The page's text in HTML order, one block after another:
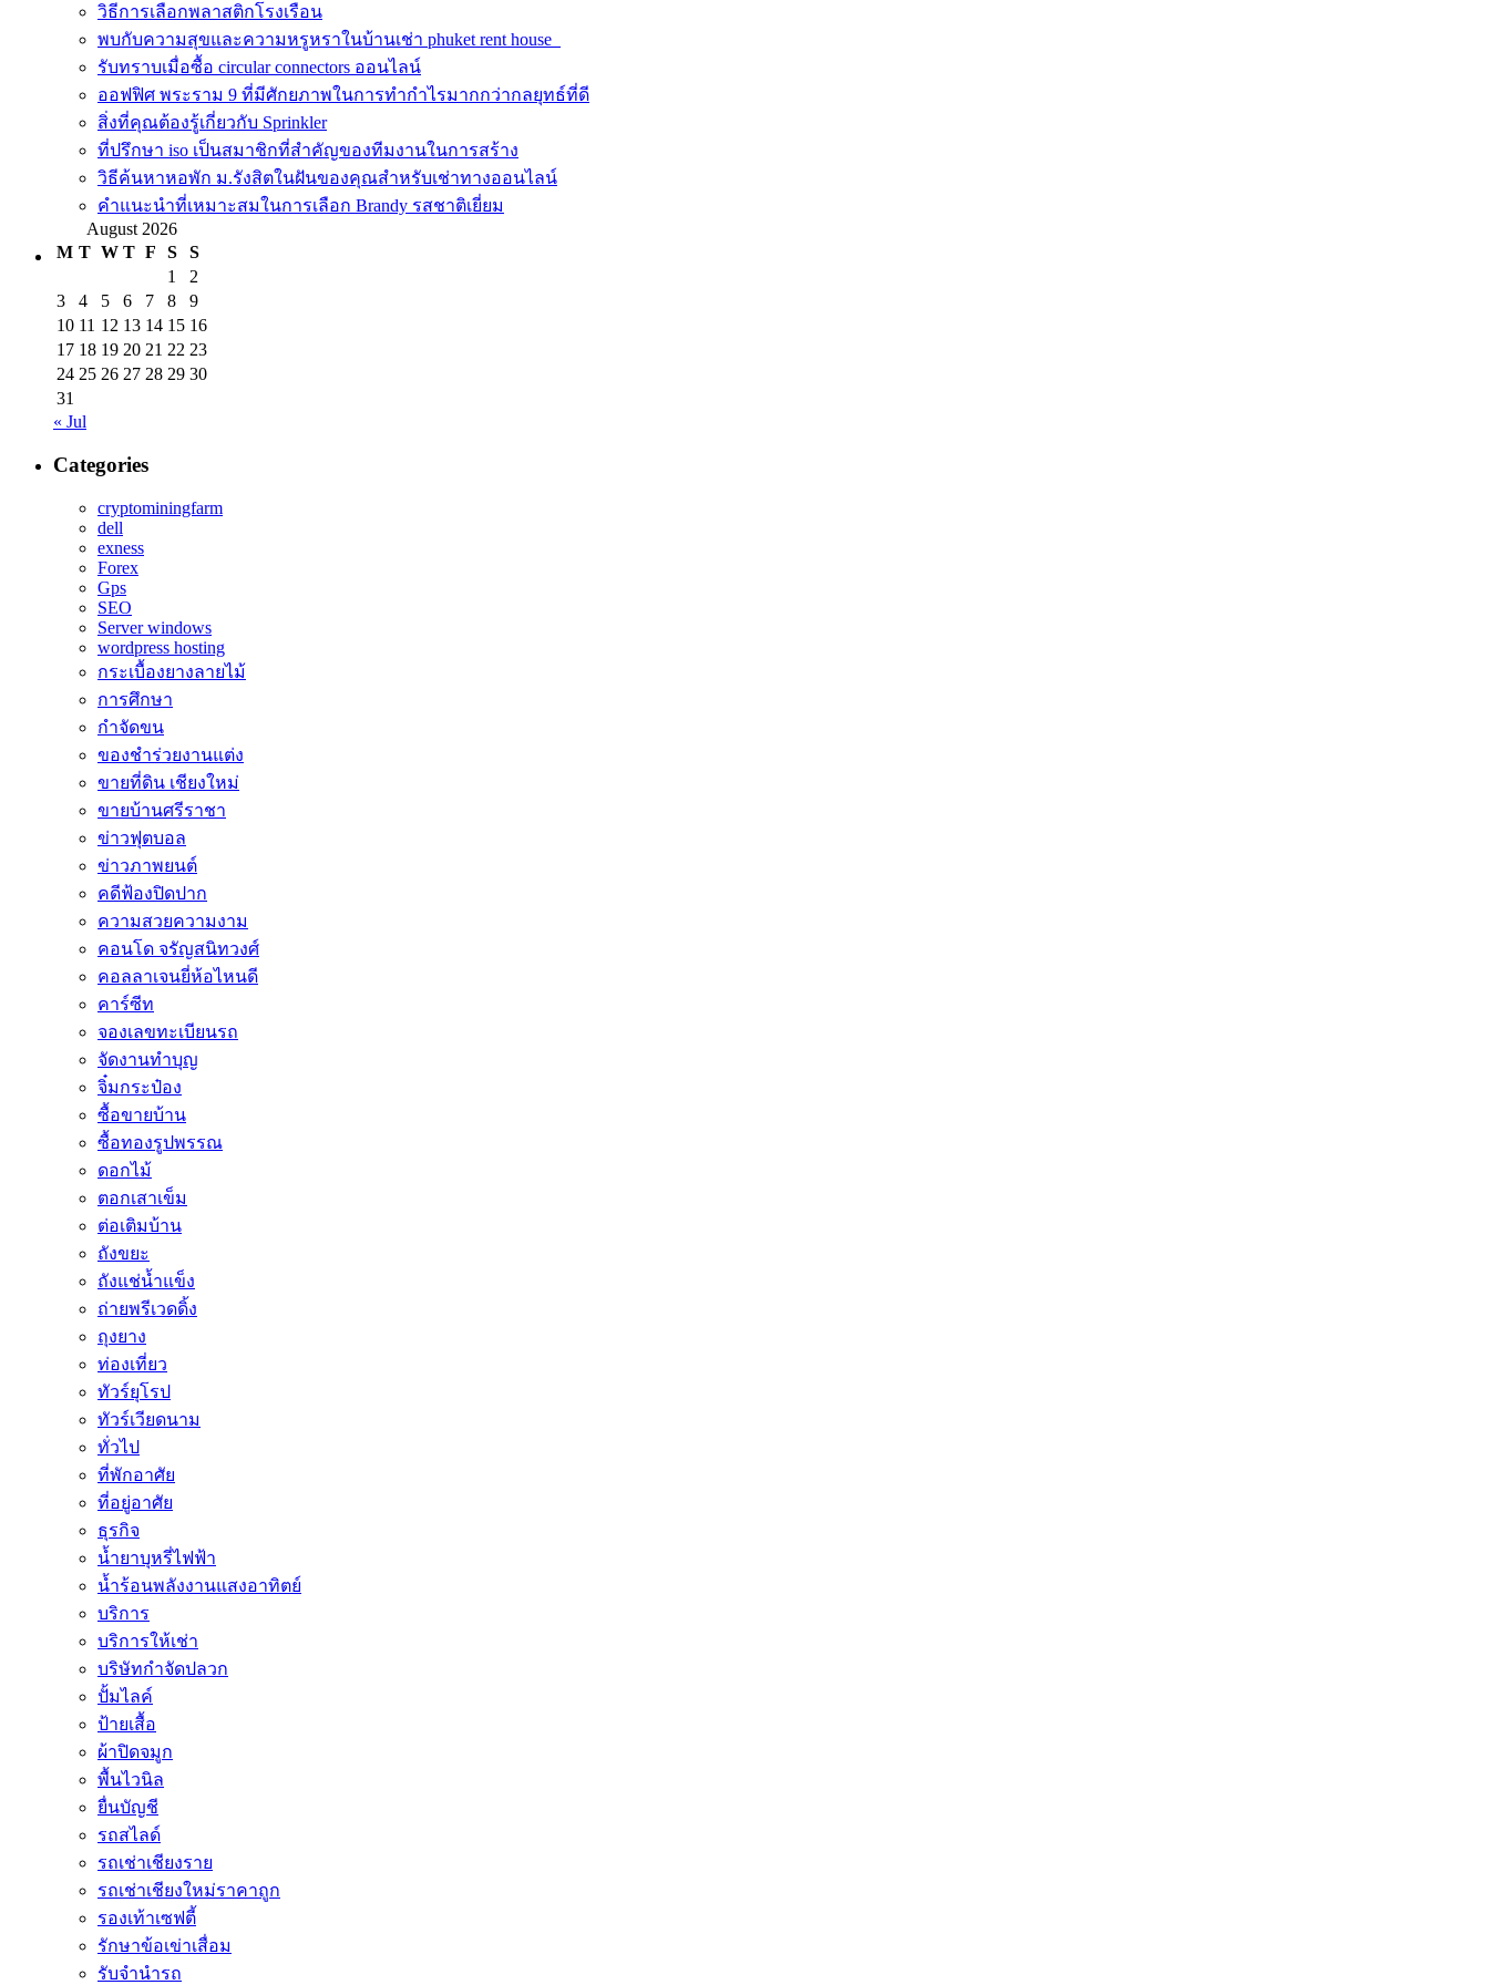
วิธีการเลือกพลาสติกโรงเรือน
พบกับความสุขและความหรูหราในบ้านเช่า phuket rent house
รับทราบเมื่อซื้อ circular connectors ออนไลน์
ออฟฟิศ พระราม 9 ที่มีศักยภาพในการทำกำไรมากกว่ากลยุทธ์ที่ดี
สิ่งที่คุณต้องรู้เกี่ยวกับ Sprinkler
ที่ปรึกษา iso เป็นสมาชิกที่สำคัญของทีมงานในการสร้าง
วิธีค้นหาหอพัก ม.รังสิตในฝันของคุณสำหรับเช่าทางออนไลน์
คำแนะนำที่เหมาะสมในการเลือก Brandy รสชาติเยี่ยม
August 2026
M T W T F S
S
1
2
3
4 5 6 7 8
9
10 11 12 13 14 15 16
17 18 19 20 21 22 23
24 25 26 27 28 29 30
31
« Jul
Categories
cryptominingfarm
dell
exness
Forex
Gps
SEO
Server windows
wordpress hosting
กระเบื้องยางลายไม้
การศึกษา
กำจัดขน
ของชำร่วยงานแต่ง
ขายที่ดิน เชียงใหม่
ขายบ้านศรีราชา
ข่าวฟุตบอล
ข่าวภาพยนต์
คดีฟ้องปิดปาก
ความสวยความงาม
คอนโด จรัญสนิทวงศ์
คอลลาเจนยี่ห้อไหนดี
คาร์ซีท
จองเลขทะเบียนรถ
จัดงานทำบุญ
จิ๋มกระป๋อง
ซื้อขายบ้าน
ซื้อทองรูปพรรณ
ดอกไม้
ตอกเสาเข็ม
ต่อเติมบ้าน
ถังขยะ
ถังแช่น้ำแข็ง
ถ่ายพรีเวดดิ้ง
ถุงยาง
ท่องเที่ยว
ทัวร์ยุโรป
ทัวร์เวียดนาม
ทั่วไป
ที่พักอาศัย
ที่อยู่อาศัย
ธุรกิจ
น้ำยาบุหรี่ไฟฟ้า
น้ำร้อนพลังงานแสงอาทิตย์
บริการ
บริการให้เช่า
บริษัทกำจัดปลวก
ปั้มไลค์
ป้ายเสื้อ
ผ้าปิดจมูก
พื้นไวนิล
ยื่นบัญชี
รถสไลด์
รถเช่าเชียงราย
รถเช่าเชียงใหม่ราคาถูก
รองเท้าเซฟตี้
รักษาข้อเข่าเสื่อม
รับจำนำรถ